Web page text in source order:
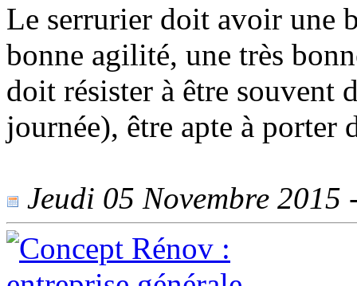
Le serrurier doit avoir une
bonne agilité, une très
doit résister à être souvent
journée), être apte à porter
Jeudi 05 Novembre 2015